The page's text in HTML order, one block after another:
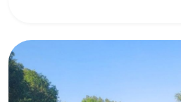
Impact Hub Stuttgart die
diesjährigen
Rahmen der